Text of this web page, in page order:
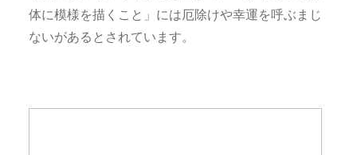
体に模様を描くこと」には厄除けや幸運を呼ぶまじ
ないがあるとされています。